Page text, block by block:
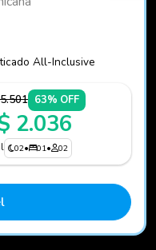
All-Inclusive
63% OFF
2.036
02• 01• 02